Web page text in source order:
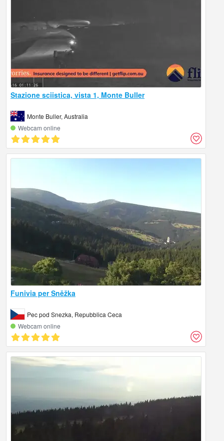
Stazione sciistica, vista 1, Monte Buller
Monte Buller, Australia
Webcam online
Funivia per Sněžka
Pec pod Snezka, Repubblica Ceca
Webcam online